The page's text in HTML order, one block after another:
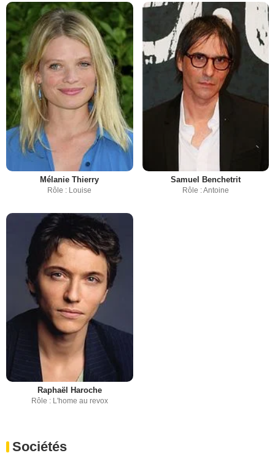
Mélanie Thierry
Rôle : Louise
Samuel Benchetrit
Rôle : Antoine
Raphaël Haroche
Rôle : L'home au revox
Sociétés